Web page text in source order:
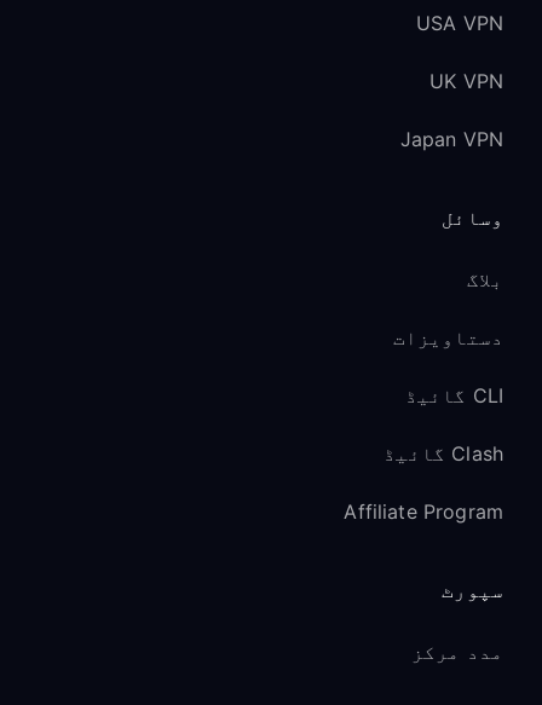
USA VPN
UK VPN
Japan VPN
وسائل
بلاگ
دستاویزات
CLI گائیڈ
Clash گائیڈ
Affiliate Program
سپورٹ
مدد مرکز